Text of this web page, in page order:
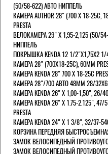
(50/58-622) АВТО НИППЕЛЬ
КАМЕРА AUTHOR 28" (700 Х 18-25С,
PRESTA
ВЕЛОКАМЕРА 29" X 1,95-2,125 (50/
НИППЕЛЬ
ПОКРЫШКА KENDA 12 1/2"Х1,75X2 1/
КАМЕРА 28" (700Х18-25С), 60ММ
КАМЕРА KENDA 28" 700 Х 18-25С
КАМЕРА 28"/700 АВТО 48ММ 28/
КАМЕРА KENDA 26" Х 1,00-1,50", 26/
КАМЕРА KENDA 26" Х 1.75-2.125",
PRESTA
КАМЕРА KENDA 24" Х 1 3/8", 32/37-
КОРЗИНА ПЕРЕДНЯЯ
ЗАМОК ВЕЛОСИПЕДНЫЙ
ЗАМОК ВЕЛОСИПЕДНЫЙ